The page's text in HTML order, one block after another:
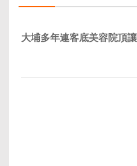
大埔多年連客底美容院頂讓